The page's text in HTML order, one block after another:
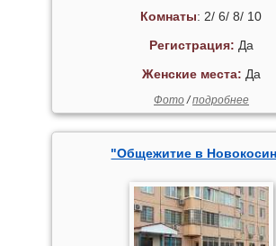
Комнаты: 2/ 6/ 8/ 10
Регистрация: Да
Женские места: Да
Фото/подробнее
"Общежитие в